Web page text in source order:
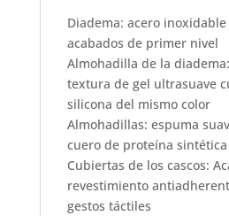
Diadema: acero
acabados de primer nivel
Almohadilla de la
textura de gel ultrasuave
silicona del mismo color
Almohadillas: espuma
cuero de proteína sintética
Cubiertas de los cascos:
revestimiento
gestos táctiles